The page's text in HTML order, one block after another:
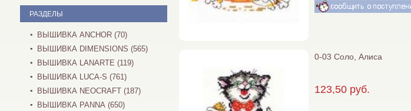
0-03 Соло, Алиса
123,50 руб.
РАЗДЕЛЫ
ВЫШИВКА ANCHOR (70)
ВЫШИВКА DIMENSIONS (565)
ВЫШИВКА LANARTE (119)
ВЫШИВКА LUCA-S (761)
ВЫШИВКА NEOCRAFT (187)
ВЫШИВКА PANNA (650)